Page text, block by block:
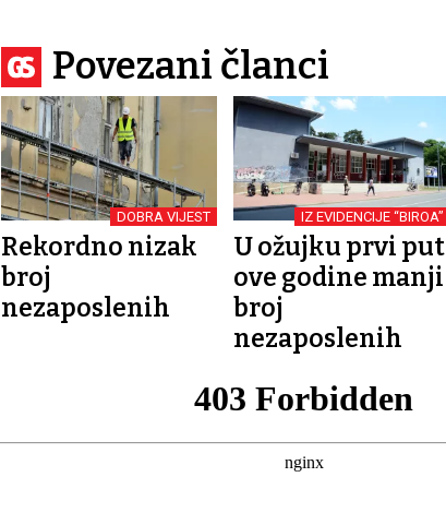
Povezani članci
DOBRA VIJEST
Rekordno nizak
broj
nezaposlenih
IZ EVIDENCIJE “BIROA”
U ožujku prvi put
ove godine manji
broj
nezaposlenih